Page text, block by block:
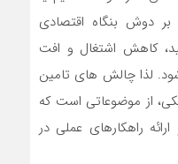
دوش بنگاه اقتصادی
کاهش اشتغال و افت
لذا چالش های تامین
از موضوعاتی است که
راهکارهای عملی در